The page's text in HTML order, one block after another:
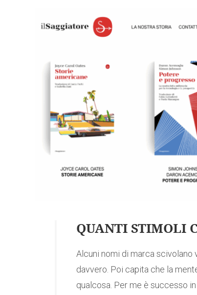
QUANTI STIMOLI
Alcuni nomi di marca scivolano
davvero. Poi capita che la
qualcosa. Per me è successo